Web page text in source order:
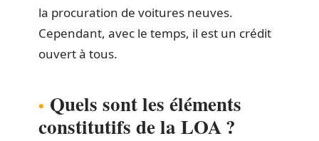
la procuration de voitures neuves.
Cependant, avec le temps, il est un crédit
ouvert à tous.
Quels sont les éléments
constitutifs de la LOA ?